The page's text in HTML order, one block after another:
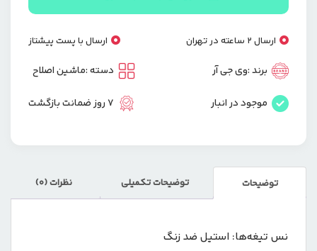
و
زن
V_943
عدد
ارسال 2 ساعته در تهران ارسال با پست پیشتاز
برند :وی جی آر
موجود در انبار
دسته :ماشین اصلاح
7 روز ضمانت بازگشت
توضیحات توضیحات تکمیلی نظرات (0)
نس تیغه‌ها: استیل ضد زنگ